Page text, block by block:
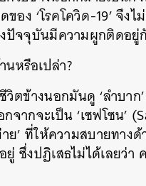
อง ‘โรคโควิด-19’ จึ
ปัจจุบันมีความผูกติดอยู่
หรือเปล่า?
วิตข้างนอกมันดู ‘ลำบา
ากจะเป็น ‘เซฟโซน’
ย’ ที่ให้ความสบายทา
ซึ่งปฏิเสธไม่ได้เลยว่า